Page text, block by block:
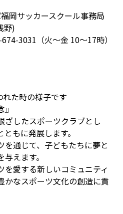
岡サッカースクール事務局
野)
3031（火～金 10～17時）
た時の様子です
ざしたスポーツクラブとし
もに発展します。
を通じて、子どもたちに夢と
えます。
を愛する新しいコミュニティ
かなスポーツ文化の創造に貢